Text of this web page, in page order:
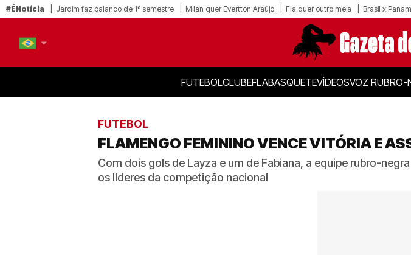
#ÉNotícia Jardim faz balanço de 1º semestre Milan quer Evertton Araújo Fla quer outro meia Brasil x
FUTEBOLCLUBEFLABASQUETEVÍDEOSVOZ RUBRO-
FUTEBOL
FLAMENGO FEMININO VENCE VITÓRIA E
Com dois gols de Layza e um de Fabiana, a equipe rubro-
os líderes da competição nacional